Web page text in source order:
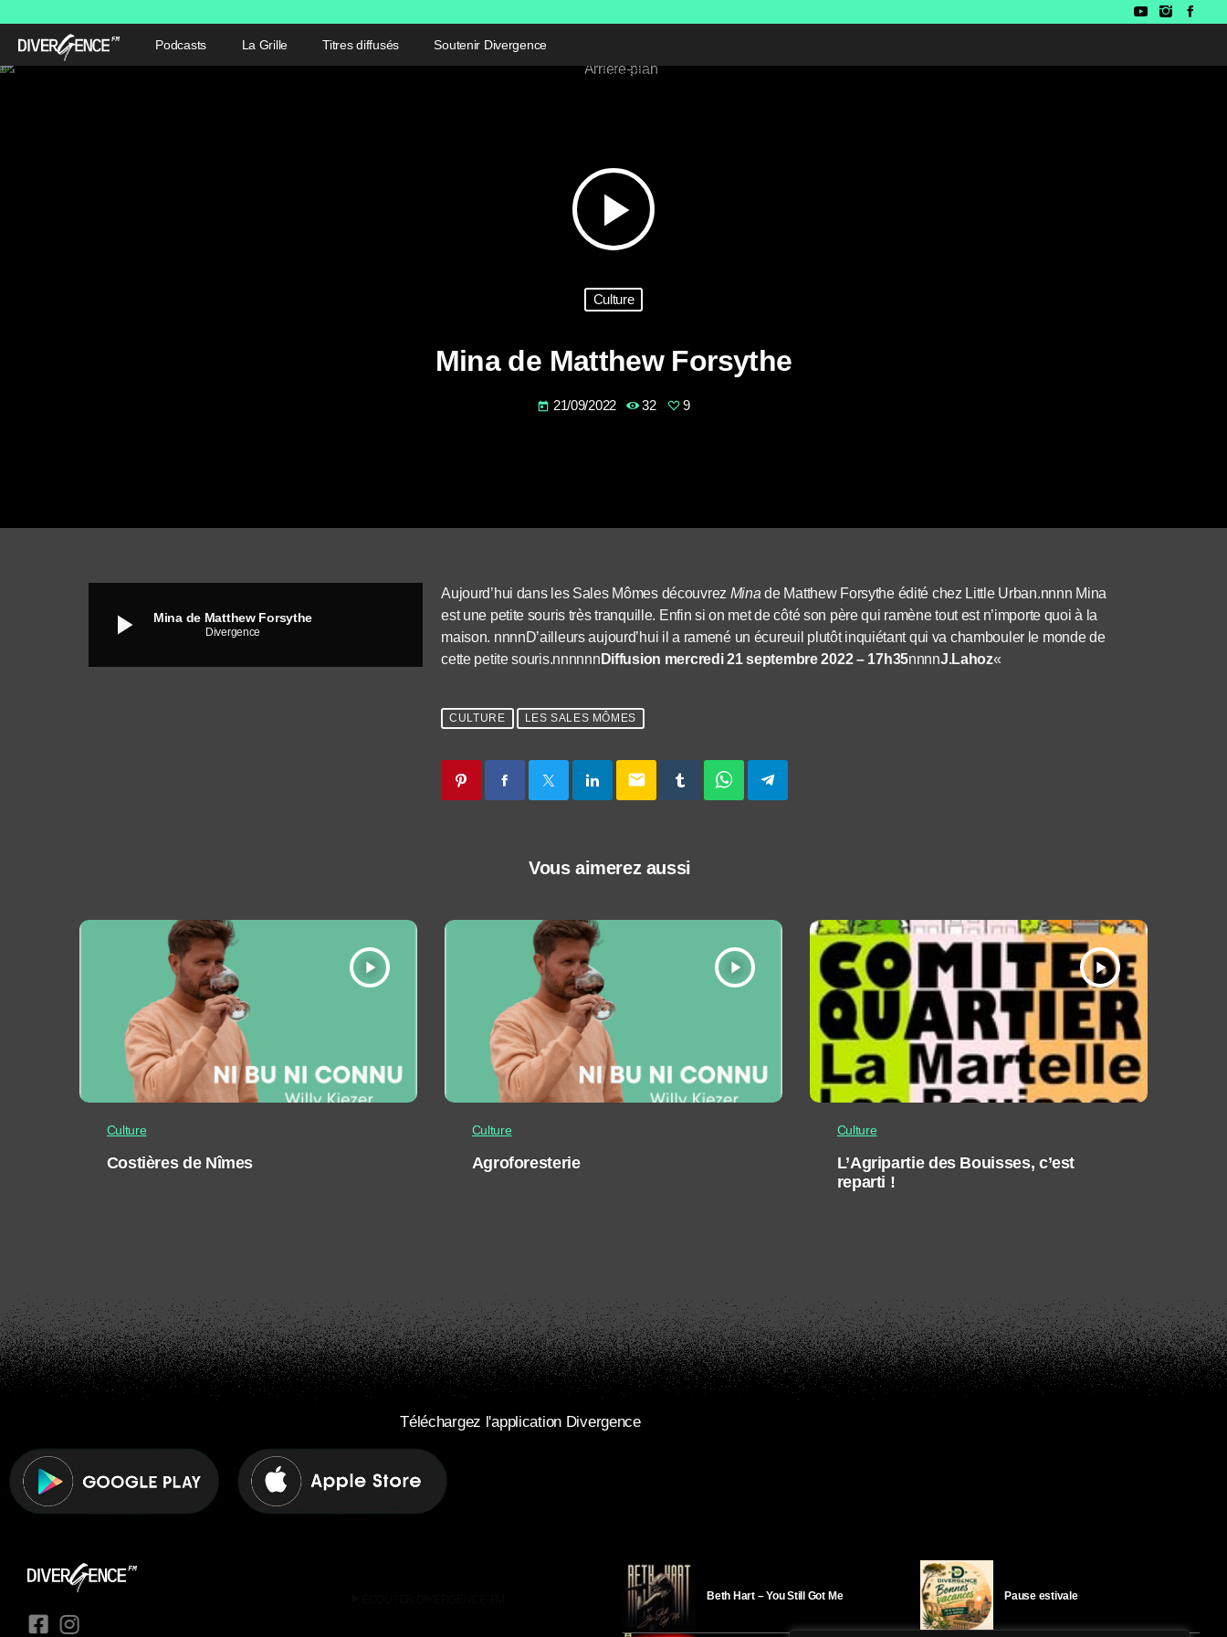
Podcasts La Grille Titres diffusés Soutenir Divergence
play_arrow
Culture
Mina de Matthew Forsythe
today 21/09/2022 32 9
play_arrow Mina de Matthew Forsythe
Divergence
Aujourd’hui dans les Sales Mômes découvrez Mina de Matthew Forsythe édité chez Little Urban.nnnn Mina
est une petite souris très tranquille. Enfin si on met de côté son père qui ramène tout est n’importe quoi à la
maison. nnnnD’ailleurs aujourd’hui il a ramené un écureuil plutôt inquiétant qui va chambouler le monde de
cette petite souris.nnnnnn Diffusion mercredi 21 septembre 2022 – 17h35nnnnJ.Lahoz«
CULTURE LES SALES MÔMES
email
Vous aimerez aussi
play_arrow
Culture
Costières de Nîmes
play_arrow
Culture
Agroforesterie
play_arrow
Culture
L’Agripartie des Bouisses, c’est
reparti !
Téléchargez l'application Divergence
Beth Hart – You Still Got Me Pause estivale